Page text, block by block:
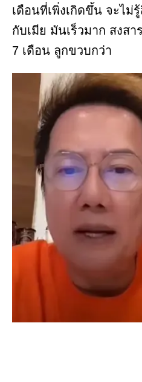
เดือนที่เพิ่งเกิดขึ้น จะไม่
กับเมีย มันเร็วมาก สงส
7 เดือน ลูกขวบกว่า